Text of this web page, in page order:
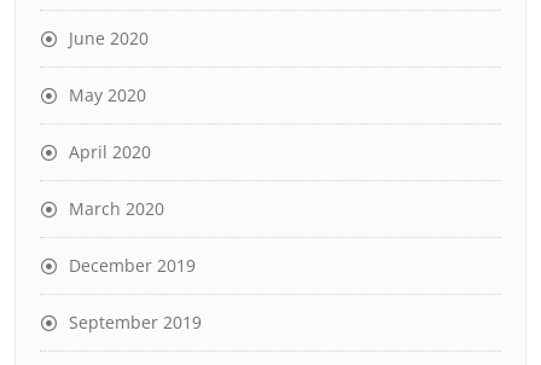
June 2020
May 2020
April 2020
March 2020
December 2019
September 2019